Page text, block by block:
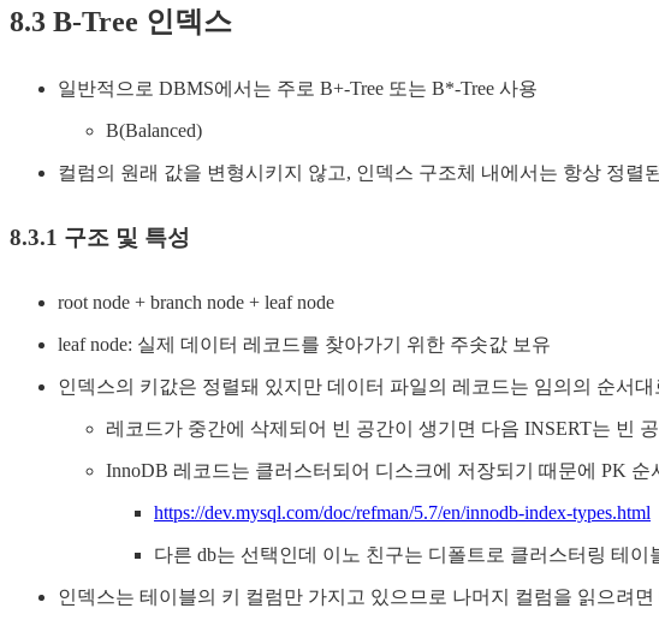
8.3 B-Tree 인덱스
일반적으로 DBMS에서는 주로 B+-Tree 또는 B*-Tree 사용
B(Balanced)
컬럼의 원래 값을 변형시키지 않고, 인덱스 구조체 내에서는 항상 정렬
8.3.1 구조 및 특성
root node + branch node + leaf node
leaf node: 실제 데이터 레코드를 찾아가기 위한 주솟값 보유
인덱스의 키값은 정렬돼 있지만 데이터 파일의 레코드는 임의의 순서대
레코드가 중간에 삭제되어 빈 공간이 생기면 다음 INSERT는 빈
InnoDB 레코드는 클러스터되어 디스크에 저장되기 때문에 PK 순
https://dev.mysql.com/doc/refman/5.7/en/innodb-index-types.html
다른 db는 선택인데 이노 친구는 디폴트로 클러스터링 테이
인덱스는 테이블의 키 컬럼만 가지고 있으므로 나머지 컬럼을 읽으려